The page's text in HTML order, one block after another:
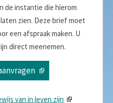
de instantie die hierom
zien. Deze brief moet
een afspraak maken. U
direct meenemen.
van in leven zijn